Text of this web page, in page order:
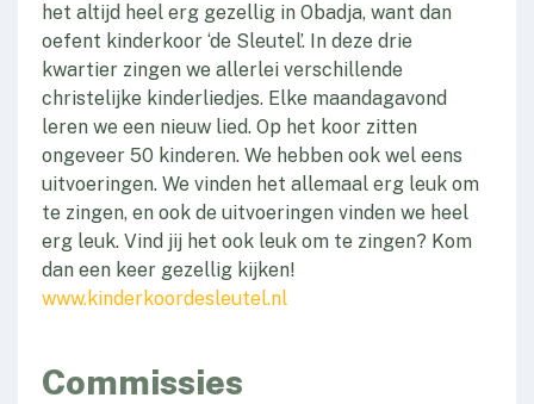
het altijd heel erg gezellig in Obadja, want dan
oefent kinderkoor ‘de Sleutel’. In deze drie
kwartier zingen we allerlei verschillende
christelijke kinderliedjes. Elke maandagavond
leren we een nieuw lied. Op het koor zitten
ongeveer 50 kinderen. We hebben ook wel eens
uitvoeringen. We vinden het allemaal erg leuk om
te zingen, en ook de uitvoeringen vinden we heel
erg leuk. Vind jij het ook leuk om te zingen? Kom
dan een keer gezellig kijken!
www.kinderkoordesleutel.nl
Commissies